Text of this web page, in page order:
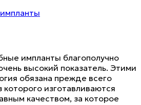
импланты благополучно
высокий показатель. Этими
обязана прежде всего
которого изготавливаются
качеством, за которое